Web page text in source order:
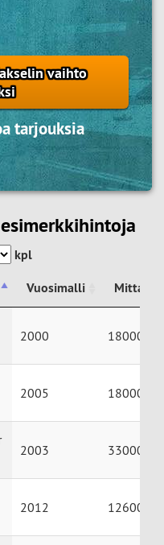
vaihto
tarjouksia
kpl
Vuosimalli
2000 180000
2005 180000
2003 330000
2012 126000